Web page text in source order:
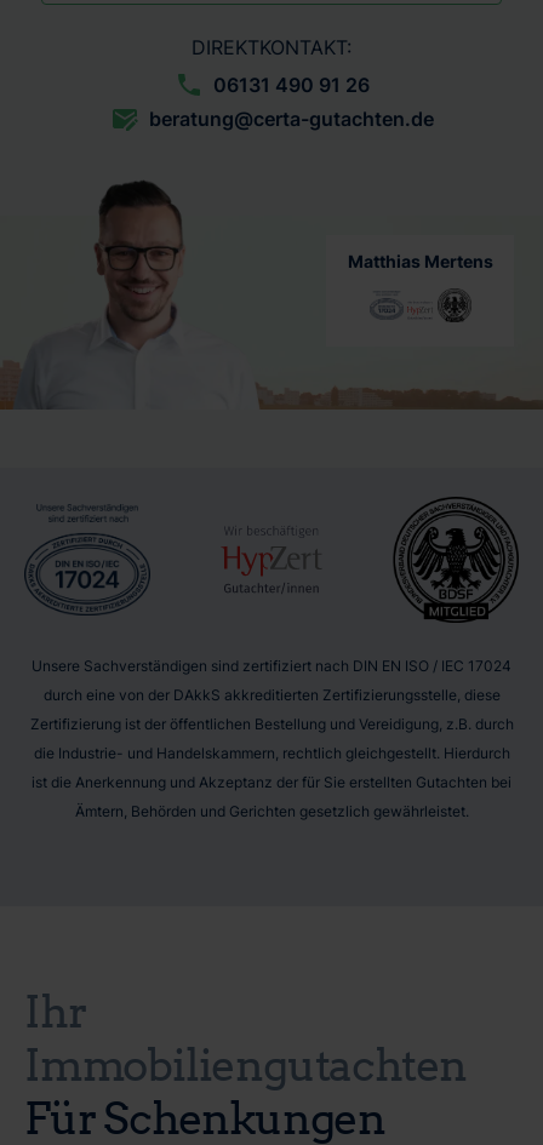
DIREKTKONTAKT:
06131 490 91 26
beratung@certa-gutachten.de
Matthias Mertens
Unsere Sachverständigen sind zertifiziert nach DIN EN ISO / IEC 17024
durch eine von der DAkkS akkreditierten Zertifizierungsstelle, diese
Zertifizierung ist der öffentlichen Bestellung und Vereidigung, z.B. durch
die Industrie- und Handelskammern, rechtlich gleichgestellt. Hierdurch
ist die Anerkennung und Akzeptanz der für Sie erstellten Gutachten bei
Ämtern, Behörden und Gerichten gesetzlich gewährleistet.
Ihr
Immobiliengutachten
Für Schenkungen